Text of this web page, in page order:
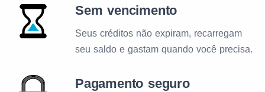
Sem vencimento
Seus créditos não expiram, recarregam
seu saldo e gastam quando você precisa.
Pagamento seguro